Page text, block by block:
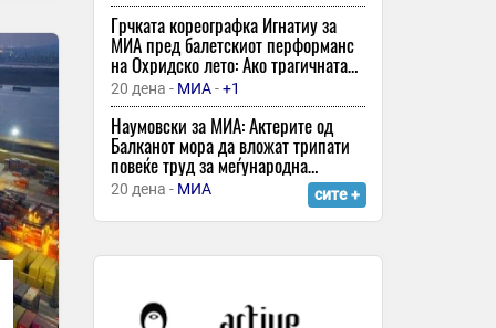
СДСМ: Мицкоски ја увезува
медиумската машинерија на Вучиќ
9 минути -360 Степени
Кинеските училишта воведуваат
столчиња и маси што се претвораат
во кревети за попладневен одмор за
неколку секунди
22 минути - Хаштаг -
Велосипедистките на Тур де Франс
се соочуваат со проверки поради
градници
Изложба на графичари од Полска
“ТОПОС“ во “Ранко Струмениковски“
Грчката кореографка Игнатиу за
МИА пред балетскиот перформанс
на Охридско лето: Ако трагичната
иронија на љубовта среде војна ја
долови потребата за љубов и мир -
сме ја постигнале целта
20 дена - МИА-+1
Наумовски за МИА: Актерите од
Балканот мора да вложат трипати
повеќе труд за меѓународна
кариера
20 дена - МИА сите +